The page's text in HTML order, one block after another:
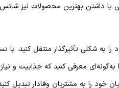
با داشتن بهترین محصولات نیز
به شکلی تأثیرگذار منتقل کنید. با
به‌گونه‌ای معرفی کنید که جذابیت و
را به مشتریان وفادار تبدیل